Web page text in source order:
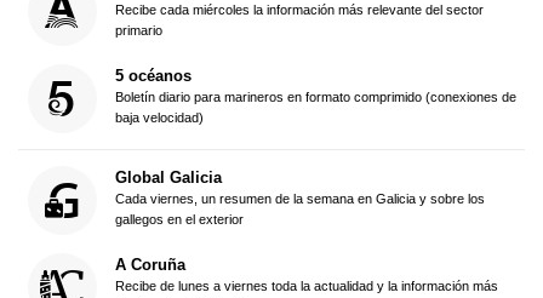
Recibe cada miércoles la información más relevante del sector
primario
5 océanos
Boletín diario para marineros en formato comprimido (conexiones de
baja velocidad)
Global Galicia
Cada viernes, un resumen de la semana en Galicia y sobre los
gallegos en el exterior
A Coruña
Recibe de lunes a viernes toda la actualidad y la información más